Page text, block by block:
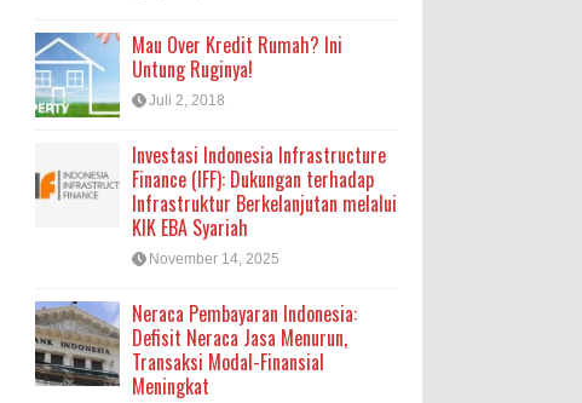
Mau Over Kredit Rumah? Ini
Untung Ruginya!
Juli 2, 2018
Investasi Indonesia Infrastructure
Finance (IFF): Dukungan terhadap
Infrastruktur Berkelanjutan melalui
KIK EBA Syariah
November 14, 2025
Neraca Pembayaran Indonesia:
Defisit Neraca Jasa Menurun,
Transaksi Modal-Finansial
Meningkat